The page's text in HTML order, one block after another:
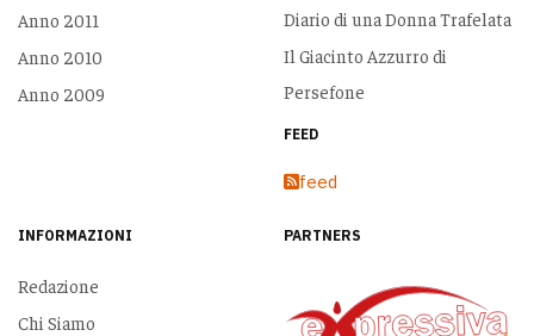
Anno 2011
Anno 2010
Anno 2009
Diario di una Donna Trafelata
Il Giacinto Azzurro di
Persefone
FEED
feed
INFORMAZIONI
Redazione
Chi Siamo
PARTNERS